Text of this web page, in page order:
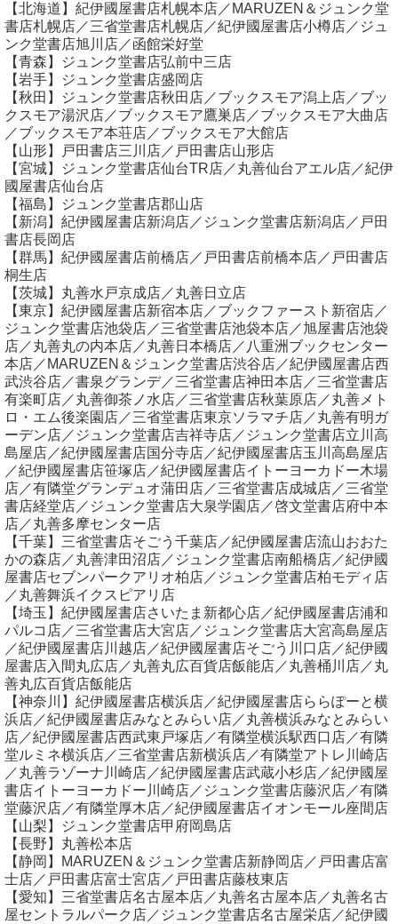
【北海道】紀伊國屋書店札幌本店／MARUZEN＆ジュンク堂
書店札幌店／三省堂書店札幌店／紀伊國屋書店小樽店／ジュ
ンク堂書店旭川店／函館栄好堂
【青森】ジュンク堂書店弘前中三店
【岩手】ジュンク堂書店盛岡店
【秋田】ジュンク堂書店秋田店／ブックスモア潟上店／ブッ
クスモア湯沢店／ブックスモア鷹巣店／ブックスモア大曲店
／ブックスモア本荘店／ブックスモア大館店
【山形】戸田書店三川店／戸田書店山形店
【宮城】ジュンク堂書店仙台TR店／丸善仙台アエル店／紀伊
國屋書店仙台店
【福島】ジュンク堂書店郡山店
【新潟】紀伊國屋書店新潟店／ジュンク堂書店新潟店／戸田
書店長岡店
【群馬】紀伊國屋書店前橋店／戸田書店前橋本店／戸田書店
桐生店
【茨城】丸善水戸京成店／丸善日立店
【東京】紀伊國屋書店新宿本店／ブックファースト新宿店／
ジュンク堂書店池袋店／三省堂書店池袋本店／旭屋書店池袋
店／丸善丸の内本店／丸善日本橋店／八重洲ブックセンター
本店／MARUZEN＆ジュンク堂書店渋谷店／紀伊國屋書店西
武渋谷店／書泉グランデ／三省堂書店神田本店／三省堂書店
有楽町店／丸善御茶ノ水店／三省堂書店秋葉原店／丸善メト
ロ・エム後楽園店／三省堂書店東京ソラマチ店／丸善有明ガ
ーデン店／ジュンク堂書店吉祥寺店／ジュンク堂書店立川高
島屋店／紀伊國屋書店国分寺店／紀伊國屋書店玉川高島屋店
／紀伊國屋書店笹塚店／紀伊國屋書店イトーヨーカドー木場
店／有隣堂グランデュオ蒲田店／三省堂書店成城店／三省堂
書店経堂店／ジュンク堂書店大泉学園店／啓文堂書店府中本
店／丸善多摩センター店
【千葉】三省堂書店そごう千葉店／紀伊國屋書店流山おおた
かの森店／丸善津田沼店／ジュンク堂書店南船橋店／紀伊國
屋書店セブンパークアリオ柏店／ジュンク堂書店柏モディ店
／丸善舞浜イクスピアリ店
【埼玉】紀伊國屋書店さいたま新都心店／紀伊國屋書店浦和
パルコ店／三省堂書店大宮店／ジュンク堂書店大宮高島屋店
／紀伊國屋書店川越店／紀伊國屋書店そごう川口店／紀伊國
屋書店入間丸広店／丸善丸広百貨店飯能店／丸善桶川店／丸
善丸広百貨店飯能店
【神奈川】紀伊國屋書店横浜店／紀伊國屋書店ららぽーと横
浜店／紀伊國屋書店みなとみらい店／丸善横浜みなとみらい
店／紀伊國屋書店西武東戸塚店／有隣堂横浜駅西口店／有隣
堂ルミネ横浜店／三省堂書店新横浜店／有隣堂アトレ川崎店
／丸善ラゾーナ川崎店／紀伊國屋書店武蔵小杉店／紀伊國屋
書店イトーヨーカドー川崎店／ジュンク堂書店藤沢店／有隣
堂藤沢店／有隣堂厚木店／紀伊國屋書店イオンモール座間店
【山梨】ジュンク堂書店甲府岡島店
【長野】丸善松本店
【静岡】MARUZEN＆ジュンク堂書店新静岡店／戸田書店富
士店／戸田書店富士宮店／戸田書店藤枝東店
【愛知】三省堂書店名古屋本店／丸善名古屋本店／丸善名古
屋セントラルパーク店／ジュンク堂書店名古屋栄店／紀伊國